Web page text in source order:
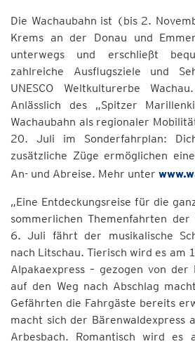
Die Wachaubahn ist (bis 2.
Krems an der Donau und
unterwegs und erschließt
zahlreiche Ausflugsziele und
UNESCO Weltkulturerbe
Anlässlich des „Spitzer
Wachaubahn als regionaler
20. Juli im Sonderfahrplan:
zusätzliche Züge ermöglichen
An- und Abreise. Mehr unter
„Eine Entdeckungsreise für die
sommerlichen Themenfahrten der
6. Juli fährt der musikalische
nach Litschau. Tierisch wird es am
Alpakaexpress – gezogen von der
auf den Weg nach Abschlag
Gefährten die Fahrgäste bereits
macht sich der Bärenwaldexpress
Arbesbach. Romantisch wird es